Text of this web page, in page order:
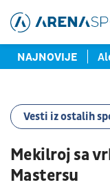
NAJNOVIJE
od Španije
Vesti iz ostalih
Mekilroj sa
Mastersu